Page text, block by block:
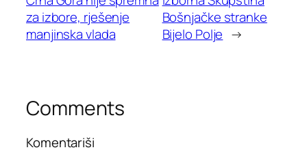
za izbore, rješenje
manjinska vlada
Bošnjačke stranke
Bijelo Polje →
Comments
Komentariši